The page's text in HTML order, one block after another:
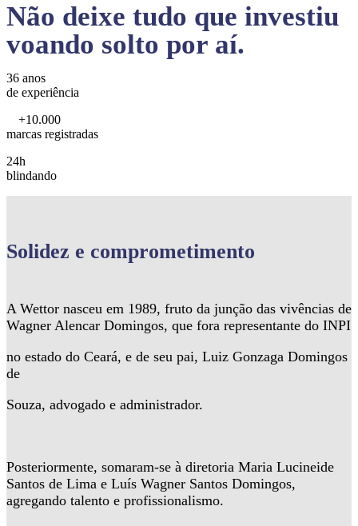
Não deixe tudo que investiu
voando solto por aí.
36 anos
de experiência
+10.000
marcas registradas
24h
blindando
Solidez e comprometimento
A Wettor nasceu em 1989, fruto da junção das vivências de
Wagner Alencar Domingos, que fora representante do INPI
no estado do Ceará, e de seu pai, Luiz Gonzaga Domingos
de
Souza, advogado e administrador.
Posteriormente, somaram-se à diretoria Maria Lucineide
Santos de Lima e Luís Wagner Santos Domingos,
agregando talento e profissionalismo.